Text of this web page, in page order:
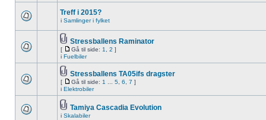
Treff i 2015?
i Samlinger i fylket
Stressballens Raminator
[ Gå til side: 1 2 ]
i Fuelbiler
Stressballens TA05ifs dragster
[ Gå til side: 1 5 6 7 ]
i Elektrobiler
Tamiya Cascadia Evolution
i Skalabiler